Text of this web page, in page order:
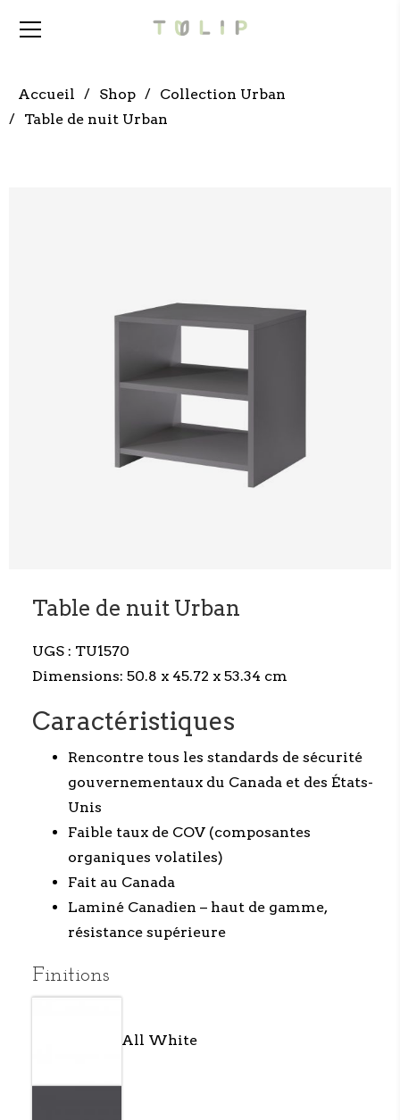
Accueil Shop
Collection Urban
Table de nuit Urban
Table de nuit Urban
UGS : TU1570
Dimensions: 50.8 x 45.72 x 53.34 cm
Caractéristiques
Rencontre tous les standards de sécurité
gouvernementaux du Canada et des États-
Unis
Faible taux de COV (composantes
organiques volatiles)
Fait au Canada
Laminé Canadien – haut de gamme,
résistance supérieure
Finitions
All White